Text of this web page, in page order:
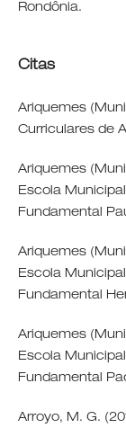
Rondônia.
Citas
Ariquemes
Curriculares de
Ariquemes
Escola
Fundamental
Ariquemes
Escola
Fundamental
Ariquemes
Escola
Fundamental
Arroyo, M. G.